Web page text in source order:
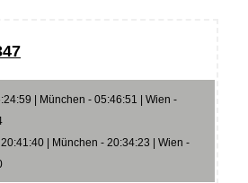
| München - 05:46:51 | Wien -
| München - 20:34:23 | Wien -